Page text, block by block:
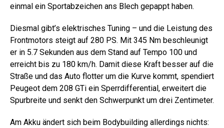
einmal ein Sportabzeichen ans Blech gepappt haben.
Diesmal gibt’s elektrisches Tuning – und die Leistung des
Frontmotors steigt auf 280 PS. Mit 345 Nm beschleunigt
er in 5.7 Sekunden aus dem Stand auf Tempo 100 und
erreicht bis zu 180 km/h. Damit diese Kraft besser auf die
Straße und das Auto flotter um die Kurve kommt, spendiert
Peugeot dem 208 GTi ein Sperrdifferential, erweitert die
Spurbreite und senkt den Schwerpunkt um drei Zentimeter.
Am Akku ändert sich beim Bodybuilding allerdings nichts: